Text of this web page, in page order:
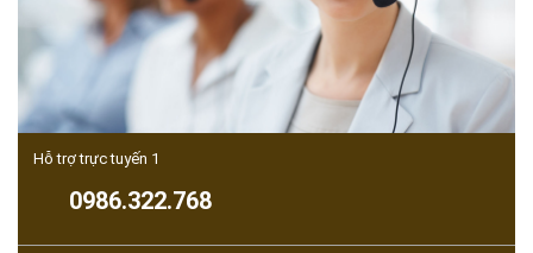
Hỗ trợ trực tuyến 1
0986.322.768